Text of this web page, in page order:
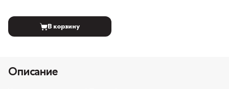
В корзину
Описание